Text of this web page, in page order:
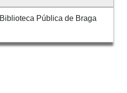
Biblioteca Pública de Braga